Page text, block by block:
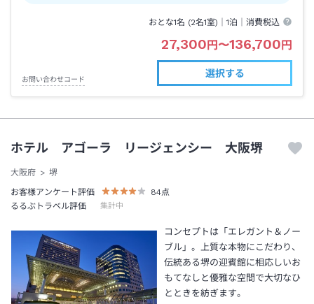
おとな1名 (2名1室)｜1泊 ｜消費税込
27,300 円 〜136,700 円
お問い合わせコード
選択する
ホテル アゴーラ リージェンシー 大阪堺
大阪府
堺
お客様アンケート評価
84点
るるぶトラベル評価
集計中
コンセプトは「エレガント＆ノー
ブル」。上質な本物にこだわり、
伝統ある堺の迎賓館に相応しいお
もてなしと優雅な空間で大切なひ
とときを紡ぎます。